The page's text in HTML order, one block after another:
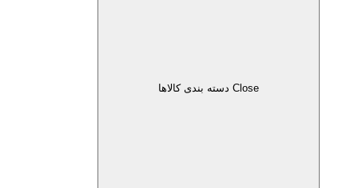
Close دسته بندی کالاها